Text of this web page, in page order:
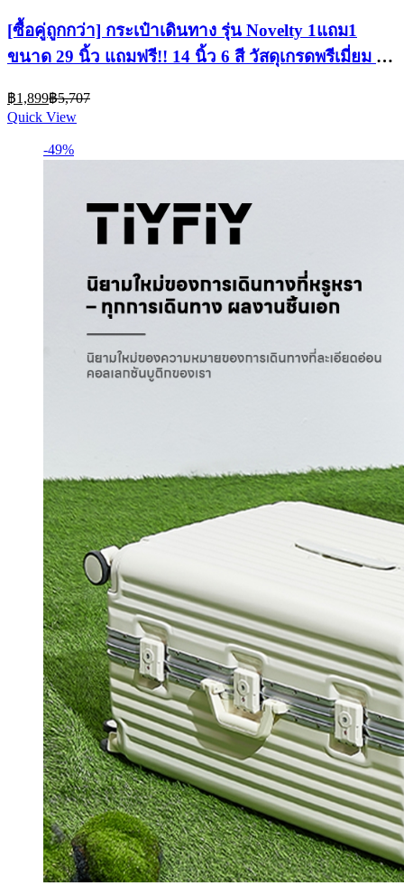
[ซื้อคู่ถูกกว่า] กระเป๋าเดินทาง รุ่น Novelty 1แถม1
ขนาด 29 นิ้ว แถมฟรี!! 14 นิ้ว 6 สี วัสดุเกรดพรีเมี่ยม รับ
฿1,899Current
price
is:
฿1,899.
฿5,707Original
Quick View
-49%